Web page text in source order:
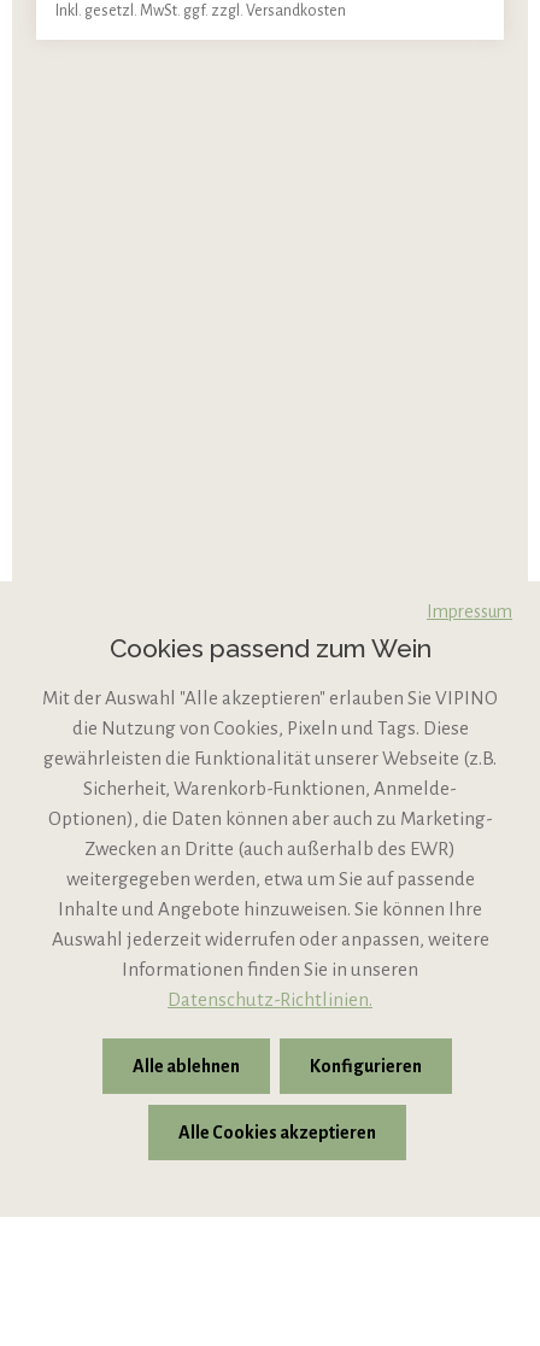
Inkl. gesetzl. MwSt. ggf. zzgl. Versandkosten
VIPINO Service
Informationen
Support
* Alle Preise inkl. gesetzl. Mehrwertsteuer zzgl.Versandkosten
Impressum
Cookies passend zum Wein
Mit der Auswahl "Alle akzeptieren" erlauben Sie VIPINO
die Nutzung von Cookies, Pixeln und Tags. Diese
gewährleisten die Funktionalität unserer Webseite (z.B.
Sicherheit, Warenkorb-Funktionen, Anmelde-
Optionen), die Daten können aber auch zu Marketing-
Zwecken an Dritte (auch außerhalb des EWR)
weitergegeben werden, etwa um Sie auf passende
Inhalte und Angebote hinzuweisen. Sie können Ihre
Auswahl jederzeit widerrufen oder anpassen, weitere
Informationen finden Sie in unseren
Datenschutz-Richtlinien.
Alle ablehnen Konfigurieren
Alle Cookies akzeptieren